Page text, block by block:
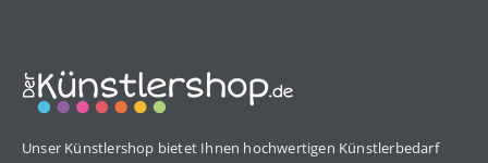
Unser Künstlershop bietet Ihnen hochwertigen Künstlerbedarf